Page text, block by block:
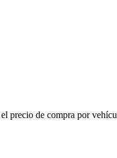
precio de compra por